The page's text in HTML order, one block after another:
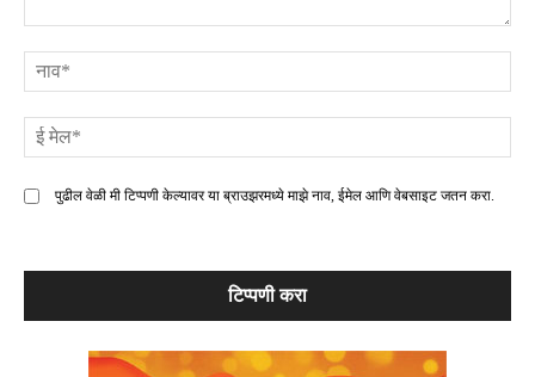
पुढील वेळी मी टिप्पणी केल्यावर या ब्राउझरमध्ये माझे नाव, ईमेल आणि वेबसाइट जतन करा.